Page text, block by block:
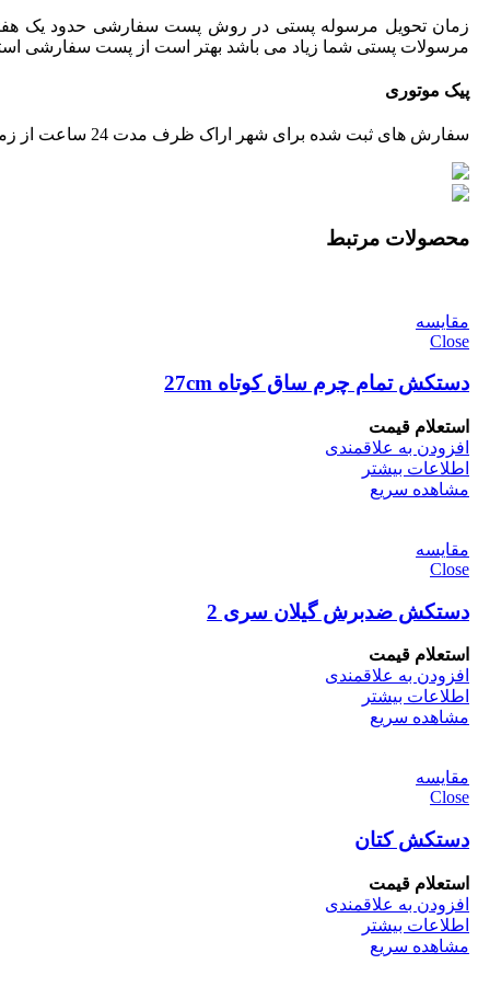
زمان تحویل مرسوله پستی در روش پست سفارشی حدود یک
مرسولات پستی شما زیاد می باشد بهتر است از پست سفارشی
پیک موتوری
سفارش های ثبت شده برای شهر اراک ظرف مدت 24 ساعت از زمان تایید پرداخت، توسط پیک ارسال خواهند شد.
محصولات مرتبط
مقایسه
Close
دستکش تمام چرم ساق کوتاه 27cm
استعلام قیمت
افزودن به علاقمندی
اطلاعات بیشتر
مشاهده سریع
مقایسه
Close
دستکش ضدبرش گیلان سری 2
استعلام قیمت
افزودن به علاقمندی
اطلاعات بیشتر
مشاهده سریع
مقایسه
Close
دستکش کتان
استعلام قیمت
افزودن به علاقمندی
اطلاعات بیشتر
مشاهده سریع